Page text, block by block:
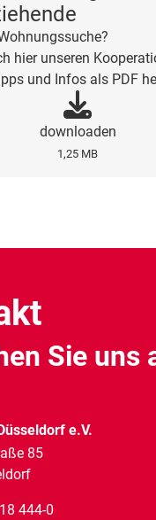
hier unseren
und Infos als PDF
downloaden
1,25 MB
Sie uns
e.V.
85
444-0